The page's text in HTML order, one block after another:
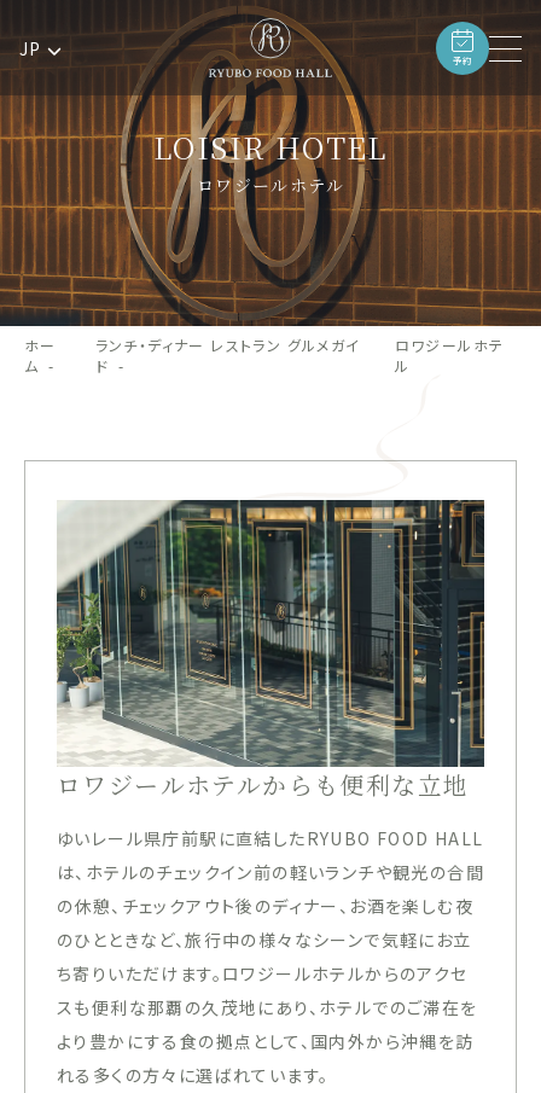
JP
予約
LOISIR HOTEL
ロワジールホテル
ホー
ム
ランチ・ディナー レストラン グルメガイ
ド
ロワジールホテ
ル
ロワジールホテルからも便利な立地
ゆいレール県庁前駅に直結したRYUBO FOOD HALL
は、ホテルのチェックイン前の軽いランチや観光の合間
の休憩、チェックアウト後のディナー、お酒を楽しむ夜
のひとときなど、旅行中の様々なシーンで気軽にお立
ち寄りいただけます。ロワジールホテルからのアクセ
スも便利な那覇の久茂地にあり、ホテルでのご滞在を
より豊かにする食の拠点として、国内外から沖縄を訪
れる多くの方々に選ばれています。